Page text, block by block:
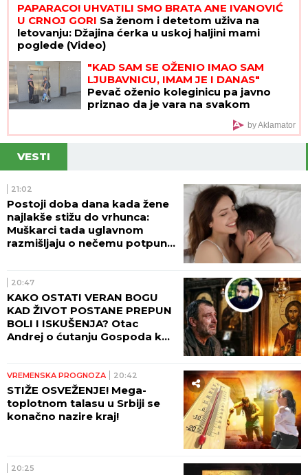
PAPARACO! UHVATILI SMO BRATA ANE IVANOVIĆ
U CRNOJ GORI Sa ženom i detetom uživa na
letovanju: Džajina ćerka u uskoj haljini mami
poglede (Video)
"KAD SAM SE OŽENIO IMAO SAM
LJUBAVNICU, IMAM JE I DANAS"
Pevač oženio koleginicu pa javno
priznao da je vara na svakom
koraku: "Skoro svi na estradi imaju
by Aklamator
VESTI
21:02
Postoji doba dana kada žene
najlakše stižu do vrhunca:
Muškarci tada uglavnom
razmišljaju o nečemu potpuno
20:47
KAKO OSTATI VERAN BOGU
KAD ŽIVOT POSTANE PREPUN
BOLI I ISKUŠENJA? Otac
Andrej o ćutanju Gospoda kad
VREMENSKA PROGNOZA 20:42
STIŽE OSVEŽENJE! Mega-
toplotnom talasu u Srbiji se
konačno nazire kraj!
20:25